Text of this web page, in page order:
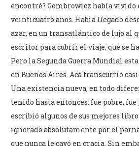
encontré? Gombrowicz había
veinticuatro años. Había llegado
azar, en un transatlántico de lujo al
escritor para cubrir el viaje, que se
Pero la Segunda Guerra Mundial
en Buenos Aires. Acá transcurrió
Una existencia nueva, en todo
tenido hasta entonces: fue pobre,
escribió algunos de sus mejores
ignorado absolutamente por el
que nunca le cayó en gracia. Sin